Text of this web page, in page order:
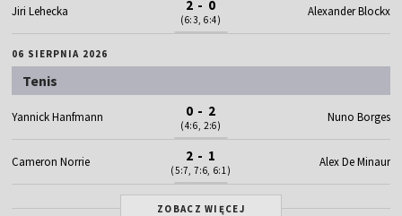
Jiri Lehecka 2 - 0
(6:3, 6:4)
Alexander Blockx
06 SIERPNIA 2026
Tenis
Yannick Hanfmann 0 - 2
(4:6, 2:6)
Nuno Borges
Cameron Norrie 2 - 1
(5:7, 7:6, 6:1)
Alex De Minaur
ZOBACZ WIĘCEJ